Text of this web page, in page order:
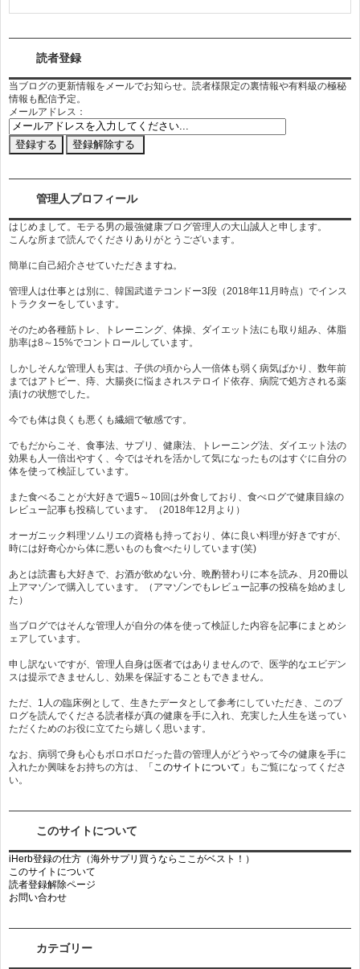
読者登録
当ブログの更新情報をメールでお知らせ。読者様限定の裏情報や有料級の極秘
情報も配信予定。
メールアドレス：
管理人プロフィール
はじめまして。モテる男の最強健康ブログ管理人の大山誠人と申します。
こんな所まで読んでくださりありがとうございます。
簡単に自己紹介させていただきますね。
管理人は仕事とは別に、韓国武道テコンドー3段（2018年11月時点）でインス
トラクターをしています。
そのため各種筋トレ、トレーニング、体操、ダイエット法にも取り組み、体脂
肪率は8～15%でコントロールしています。
しかしそんな管理人も実は、子供の頃から人一倍体も弱く病気ばかり、数年前
まではアトピー、痔、大腸炎に悩まされステロイド依存、病院で処方される薬
漬けの状態でした。
今でも体は良くも悪くも繊細で敏感です。
でもだからこそ、食事法、サプリ、健康法、トレーニング法、ダイエット法の
効果も人一倍出やすく、今ではそれを活かして気になったものはすぐに自分の
体を使って検証しています。
また食べることが大好きで週5～10回は外食しており、食べログで健康目線の
レビュー記事も投稿しています。（2018年12月より）
オーガニック料理ソムリエの資格も持っており、体に良い料理が好きですが、
時には好奇心から体に悪いものも食べたりしています(笑)
あとは読書も大好きで、お酒が飲めない分、晩酌替わりに本を読み、月20冊以
上アマゾンで購入しています。（アマゾンでもレビュー記事の投稿を始めまし
た）
当ブログではそんな管理人が自分の体を使って検証した内容を記事にまとめシ
ェアしています。
申し訳ないですが、管理人自身は医者ではありませんので、医学的なエビデン
スは提示できませんし、効果を保証することもできません。
ただ、1人の臨床例として、生きたデータとして参考にしていただき、このブ
ログを読んでくださる読者様が真の健康を手に入れ、充実した人生を送ってい
ただくためのお役に立てたら嬉しく思います。
なお、病弱で身も心もボロボロだった昔の管理人がどうやって今の健康を手に
入れたか興味をお持ちの方は、
「このサイトについて」
もご覧になってくださ
い。
このサイトについて
iHerb登録の仕方（海外サプリ買うならここがベスト！）
このサイトについて
読者登録解除ページ
お問い合わせ
カテゴリー